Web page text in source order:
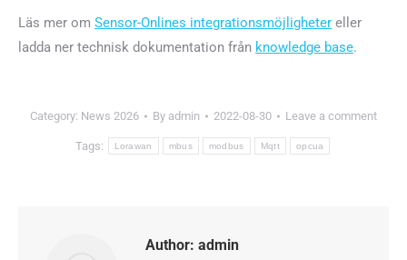
Läs mer om Sensor-Onlines integrationsmöjligheter eller
ladda ner technisk dokumentation från knowledge base.
Category: News 2026 By admin 2022-08-30 Leave a comment
Tags: Lorawan mbus modbus Mqtt opcua
Author: admin